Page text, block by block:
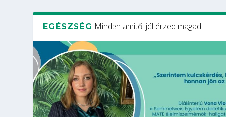
EGÉSZSÉG Minden amitől jól érzed magad